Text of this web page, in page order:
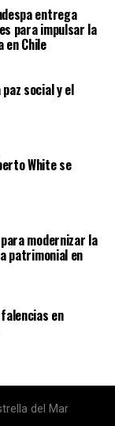
entrega
para impulsar la
en Chile
social y el
White se
modernizar la
patrimonial en
en
del Mar